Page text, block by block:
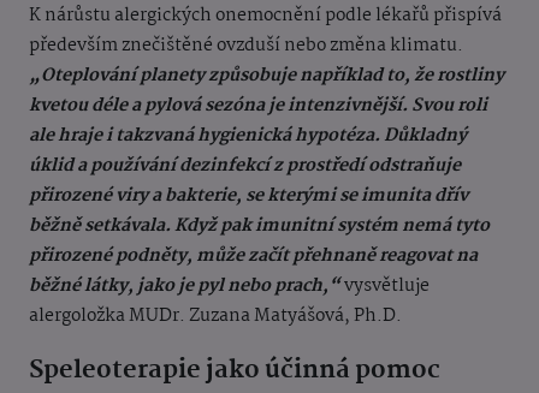
K nárůstu alergických onemocnění podle lékařů přispívá
především znečištěné ovzduší nebo změna klimatu.
„Oteplování planety způsobuje například to, že rostliny
kvetou déle a pylová sezóna je intenzivnější. Svou roli
ale hraje i takzvaná hygienická hypotéza. Důkladný
úklid a používání dezinfekcí z prostředí odstraňuje
přirozené viry a bakterie, se kterými se imunita dřív
běžně setkávala. Když pak imunitní systém nemá tyto
přirozené podněty, může začít přehnaně reagovat na
běžné látky, jako je pyl nebo prach,“vysvětluje
alergoložka MUDr. Zuzana Matyášová, Ph.D.
Speleoterapie jako účinná pomoc